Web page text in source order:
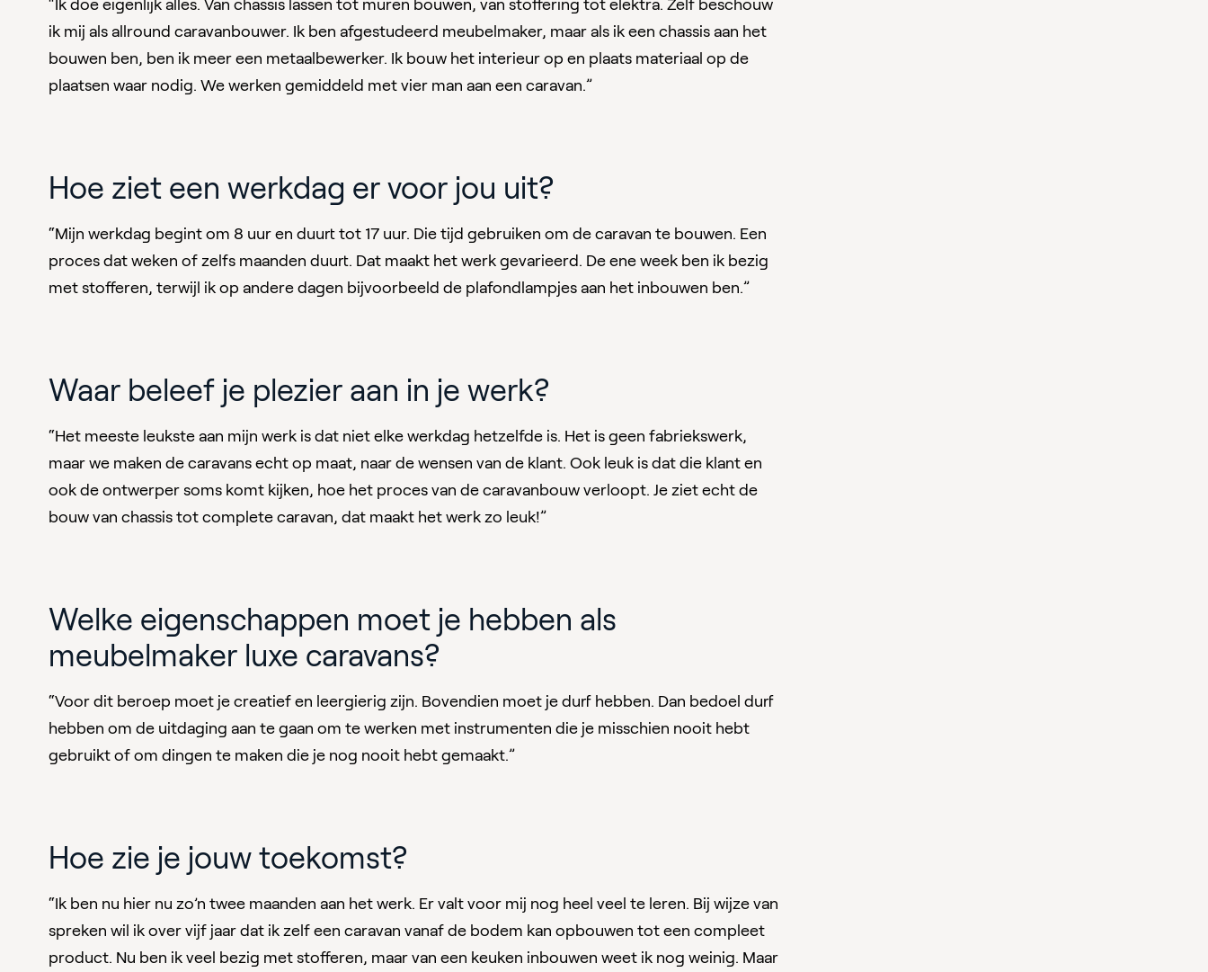
“Ik doe eigenlijk alles. Van chassis lassen tot muren bouwen, van stoffering tot elektra. Zelf beschouw
ik mij als allround caravanbouwer. Ik ben afgestudeerd meubelmaker, maar als ik een chassis aan het
bouwen ben, ben ik meer een metaalbewerker. Ik bouw het interieur op en plaats materiaal op de
plaatsen waar nodig. We werken gemiddeld met vier man aan een caravan.”
Hoe ziet een werkdag er voor jou uit?
“Mijn werkdag begint om 8 uur en duurt tot 17 uur. Die tijd gebruiken om de caravan te bouwen. Een
proces dat weken of zelfs maanden duurt. Dat maakt het werk gevarieerd. De ene week ben ik bezig
met stofferen, terwijl ik op andere dagen bijvoorbeeld de plafondlampjes aan het inbouwen ben.”
Waar beleef je plezier aan in je werk?
“Het meeste leukste aan mijn werk is dat niet elke werkdag hetzelfde is. Het is geen fabriekswerk,
maar we maken de caravans echt op maat, naar de wensen van de klant. Ook leuk is dat die klant en
ook de ontwerper soms komt kijken, hoe het proces van de caravanbouw verloopt. Je ziet echt de
bouw van chassis tot complete caravan, dat maakt het werk zo leuk!”
Welke eigenschappen moet je hebben als
meubelmaker luxe caravans?
“Voor dit beroep moet je creatief en leergierig zijn. Bovendien moet je durf hebben. Dan bedoel durf
hebben om de uitdaging aan te gaan om te werken met instrumenten die je misschien nooit hebt
gebruikt of om dingen te maken die je nog nooit hebt gemaakt.”
Hoe zie je jouw toekomst?
“Ik ben nu hier nu zo’n twee maanden aan het werk. Er valt voor mij nog heel veel te leren. Bij wijze van
spreken wil ik over vijf jaar dat ik zelf een caravan vanaf de bodem kan opbouwen tot een compleet
product. Nu ben ik veel bezig met stofferen, maar van een keuken inbouwen weet ik nog weinig. Maar